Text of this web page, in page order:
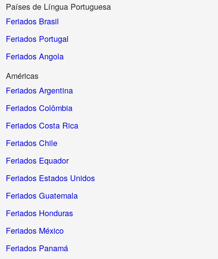
Países de Língua Portuguesa
Feriados Brasil
Feriados Portugal
Feriados Angola
Américas
Feriados Argentina
Feriados Colômbia
Feriados Costa Rica
Feriados Chile
Feriados Equador
Feriados Estados Unidos
Feriados Guatemala
Feriados Honduras
Feriados México
Feriados Panamá